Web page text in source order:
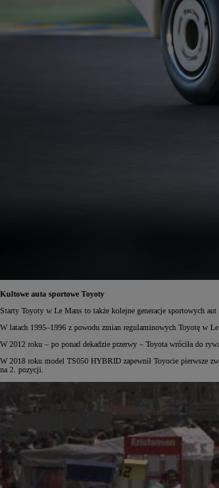
Kultowe auta sportowe Toyoty
Starty Toyoty w Le Mans to także kolejne generacje sportowych
W latach 1995–1996 z powodu zmian regulaminowych Toyotę w
W 2012 roku – po ponad dekadzie przerwy – Toyota wróciła do
W 2018 roku model TS050 HYBRID zapewnił Toyocie pierwsze
na 2. pozycji.